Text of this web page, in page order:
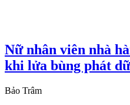
Nữ nhân viên nhà
khi lửa bùng phát
Bảo Trâm